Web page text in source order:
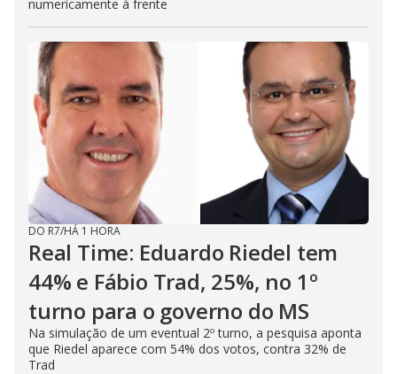
numericamente à frente
DO R7/HÁ 1 HORA
Real Time: Eduardo Riedel tem
44% e Fábio Trad, 25%, no 1º
turno para o governo do MS
Na simulação de um eventual 2º turno, a pesquisa aponta
que Riedel aparece com 54% dos votos, contra 32% de
Trad